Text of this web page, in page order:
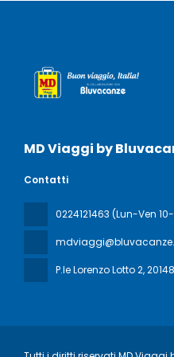
MD Viaggi by
Contatti
0224121463 (Lun-Ven
P.le Lorenzo Lotto 2,